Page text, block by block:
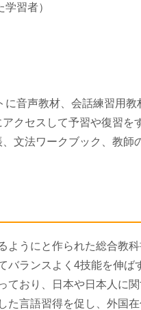
習者）
音声教材、会話練習用
クセスして予習や復習を
文法ワークブック、教師
うにと作られた総合教
ランスよく4技能を伸ば
おり、日本や日本人に
言語習得を促し、外国